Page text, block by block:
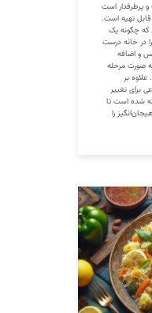
پرطرفدار است
قابل تهیه است.
که چگونه یک
در خانه درست
و اضافه
صورت مرحله
بر
برای تغییر
شده است تا
را